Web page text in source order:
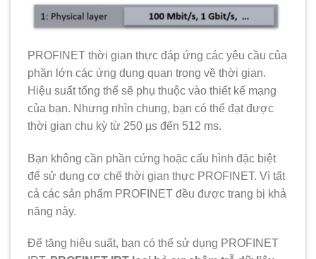
PROFINET thời gian thực đáp ứng các yêu cầu của
phần lớn các ứng dụng quan trọng về thời gian.
Hiệu suất tổng thể sẽ phụ thuộc vào thiết kế mạng
của bạn. Nhưng nhìn chung, bạn có thể đạt được
thời gian chu kỳ từ 250 µs đến 512 ms.
Bạn không cần phần cứng hoặc cấu hình đặc biệt
để sử dụng cơ chế thời gian thực PROFINET. Vì tất
cả các sản phẩm PROFINET đều được trang bị khả
năng này.
Để tăng hiệu suất, bạn có thể sử dụng PROFINET